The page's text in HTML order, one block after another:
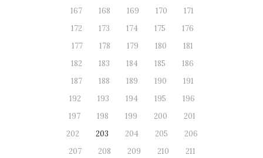
167
168 169 170
171
172
173 174 175
176
177
178 179 180
181
182
183 184 185
186
187
188 189 190
191
192
193 194 195
196
197
198 199 200
201
202
203 204 205
206
207
208 209 210
211